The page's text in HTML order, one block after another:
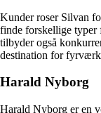
Kunder roser Silvan
finde forskellige
tilbyder også
destination for
Harald Nyborg
Harald Nyborg er en